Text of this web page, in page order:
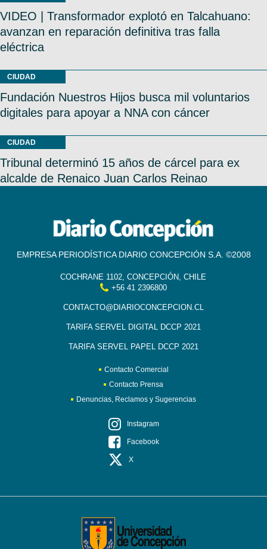
VIDEO | Transformador explotó en Talcahuano:
avanzan en reparación definitiva tras falla
eléctrica
CIUDAD
Fundación Nuestros Hijos busca mil voluntarios
digitales para apoyar a NNA con cáncer
CIUDAD
Tribunal determinó 15 años de cárcel para ex
alcalde de Renaico Juan Carlos Reinao
EMPRESA PERIODÍSTICA DIARIO CONCEPCIÓN S.A. ©2008
COCHRANE 1102, CONCEPCIÓN, CHILE
+56 41 2396800
CONTACTO@DIARIOCONCEPCION.CL
TARIFA SERVEL DIGITAL DCCP 2021
TARIFA SERVEL PAPEL DCCP 2021
Contacto Comercial
Contacto Prensa
Denuncias, Reclamos y Sugerencias
Instagram
Facebook
X